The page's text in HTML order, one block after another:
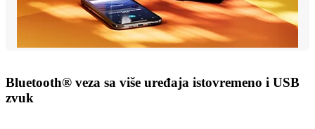
Bluetooth® veza sa više uređaja istovremeno i USB
zvuk